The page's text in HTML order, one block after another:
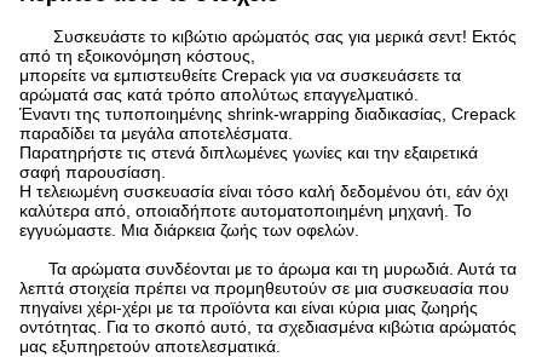
Συσκευάστε το κιβώτιο αρώματός σας για μερικά σεντ! Εκτός
από τη εξοικονόμηση κόστους,
μπορείτε να εμπιστευθείτε Crepack για να συσκευάσετε τα
αρώματά σας κατά τρόπο απολύτως επαγγελματικό.
Έναντι της τυποποιημένης shrink-wrapping διαδικασίας, Crepack
παραδίδει τα μεγάλα αποτελέσματα.
Παρατηρήστε τις στενά διπλωμένες γωνίες και την εξαιρετικά
σαφή παρουσίαση.
Η τελειωμένη συσκευασία είναι τόσο καλή δεδομένου ότι, εάν όχι
καλύτερα από, οποιαδήποτε αυτοματοποιημένη μηχανή. Το
εγγυώμαστε. Μια διάρκεια ζωής των οφελών.
Τα αρώματα συνδέονται με το άρωμα και τη μυρωδιά. Αυτά τα
λεπτά στοιχεία πρέπει να προμηθευτούν σε μια συσκευασία που
πηγαίνει χέρι-χέρι με τα προϊόντα και είναι κύρια μιας ζωηρής
οντότητας. Για το σκοπό αυτό, τα σχεδιασμένα κιβώτια αρώματός
μας εξυπηρετούν αποτελεσματικά.